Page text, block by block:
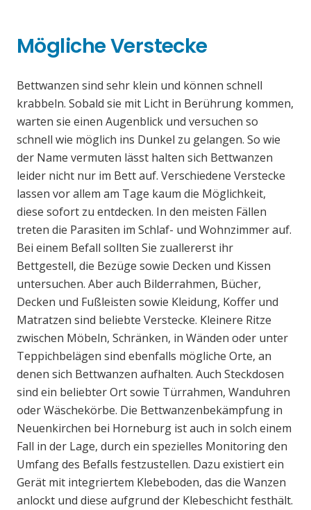
Mögliche Verstecke
Bettwanzen sind sehr klein und können schnell
krabbeln. Sobald sie mit Licht in Berührung kommen,
warten sie einen Augenblick und versuchen so
schnell wie möglich ins Dunkel zu gelangen. So wie
der Name vermuten lässt halten sich Bettwanzen
leider nicht nur im Bett auf. Verschiedene Verstecke
lassen vor allem am Tage kaum die Möglichkeit,
diese sofort zu entdecken. In den meisten Fällen
treten die Parasiten im Schlaf- und Wohnzimmer auf.
Bei einem Befall sollten Sie zuallererst ihr
Bettgestell, die Bezüge sowie Decken und Kissen
untersuchen. Aber auch Bilderrahmen, Bücher,
Decken und Fußleisten sowie Kleidung, Koffer und
Matratzen sind beliebte Verstecke. Kleinere Ritze
zwischen Möbeln, Schränken, in Wänden oder unter
Teppichbelägen sind ebenfalls mögliche Orte, an
denen sich Bettwanzen aufhalten. Auch Steckdosen
sind ein beliebter Ort sowie Türrahmen, Wanduhren
oder Wäschekörbe. Die Bettwanzenbekämpfung in
Neuenkirchen bei Horneburg ist auch in solch einem
Fall in der Lage, durch ein spezielles Monitoring den
Umfang des Befalls festzustellen. Dazu existiert ein
Gerät mit integriertem Klebeboden, das die Wanzen
anlockt und diese aufgrund der Klebeschicht festhält.